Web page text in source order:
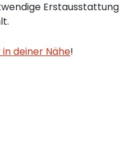
Erstausstattung
deiner Nähe!